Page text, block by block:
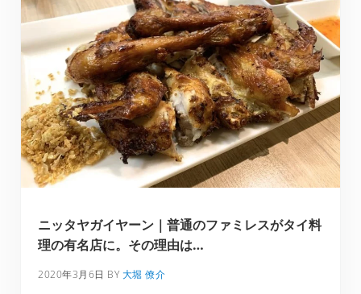
ニッタヤガイヤーン｜普通のファミレスがタイ料
理の有名店に。その理由は…
2020年3月6日 BY 大堀 僚介